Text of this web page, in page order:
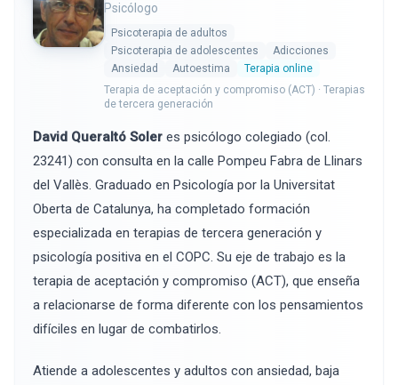
Psicólogo
Psicoterapia de adultos
Psicoterapia de adolescentes
Adicciones
Ansiedad
Autoestima
Terapia online
Terapia de aceptación y compromiso (ACT) · Terapias
de tercera generación
David Queraltó Soler es psicólogo colegiado (col.
23241) con consulta en la calle Pompeu Fabra de Llinars
del Vallès. Graduado en Psicología por la Universitat
Oberta de Catalunya, ha completado formación
especializada en terapias de tercera generación y
psicología positiva en el COPC. Su eje de trabajo es la
terapia de aceptación y compromiso (ACT), que enseña
a relacionarse de forma diferente con los pensamientos
difíciles en lugar de combatirlos.
Atiende a adolescentes y adultos con ansiedad, baja